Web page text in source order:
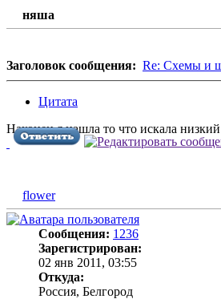
няша
Заголовок сообщения: Re: Схемы и
Цитата
Наконец я нашла то что искала
flower
Сообщения: 1236
Зарегистрирован:
02 янв 2011, 03:55
Откуда:
Россия, Белгород